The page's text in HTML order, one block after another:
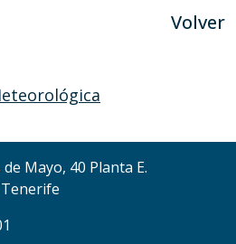
Volver
Mayo, 40 Planta E.
Tenerife